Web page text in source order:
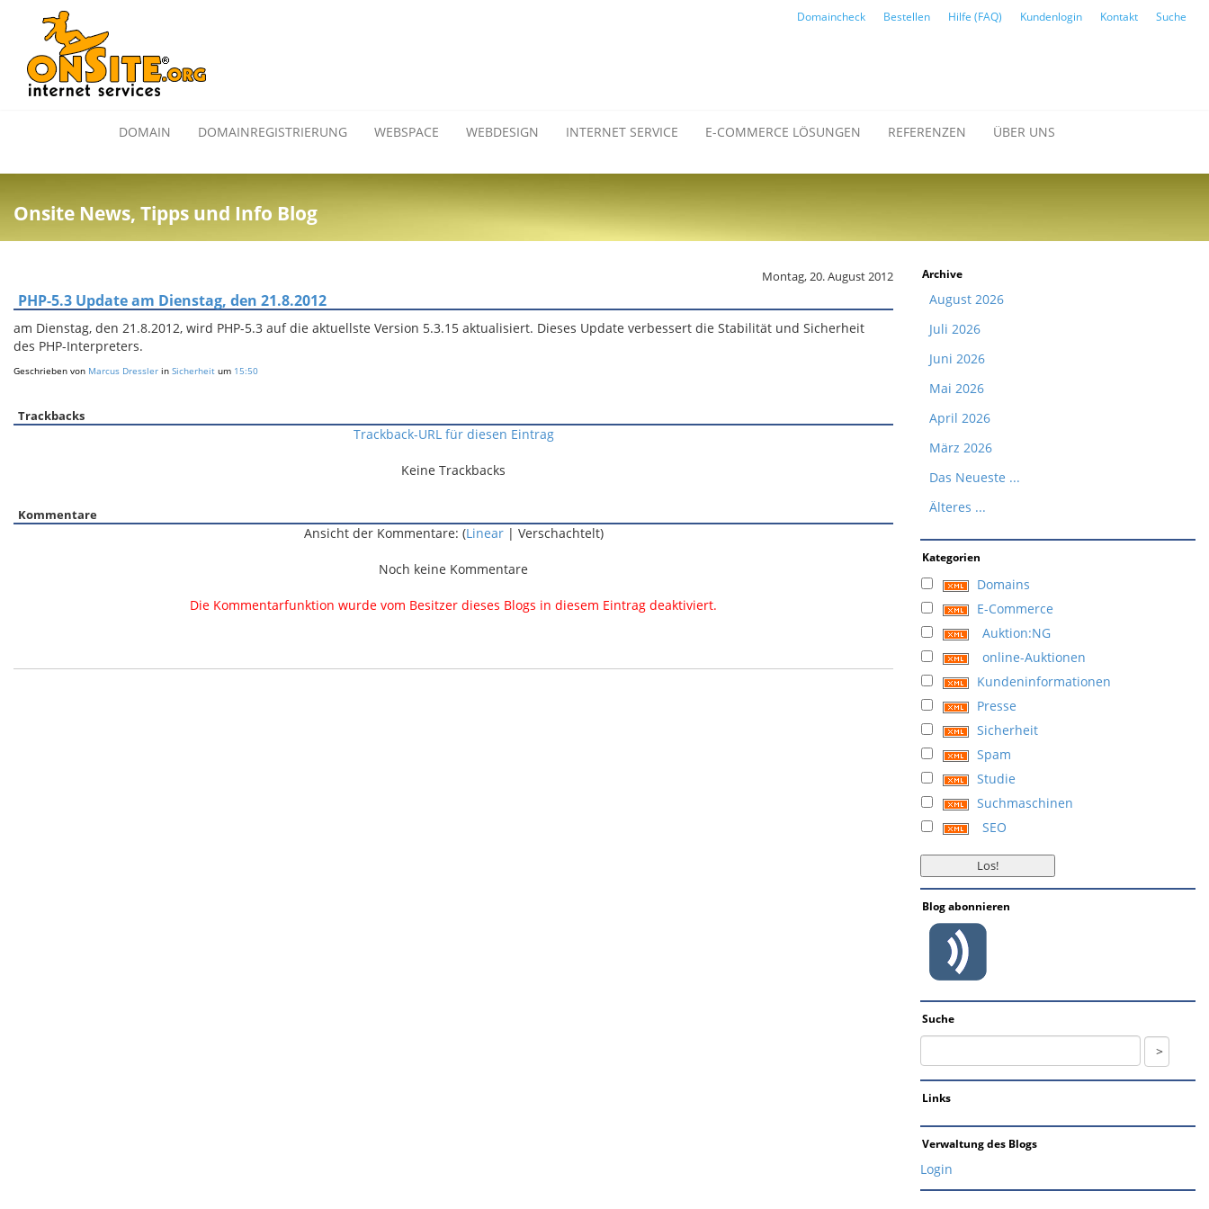
Domaincheck Bestellen Hilfe (FAQ) Kundenlogin Kontakt Suche
DOMAIN DOMAINREGISTRIERUNG WEBSPACE WEBDESIGN INTERNET SERVICE E-COMMERCE LÖSUNGEN REFERENZEN ÜBER UNS
Onsite News, Tipps und Info Blog
Montag, 20. August 2012
PHP-5.3 Update am Dienstag, den 21.8.2012
am Dienstag, den 21.8.2012, wird PHP-5.3 auf die aktuellste Version 5.3.15 aktualisiert. Dieses Update verbessert die Stabilität und Sicherheit
des PHP-Interpreters.
Geschrieben von Marcus Dressler in Sicherheit um 15:50
Trackbacks
Trackback-URL für diesen Eintrag
Keine Trackbacks
Kommentare
Ansicht der Kommentare: (Linear| Verschachtelt)
Noch keine Kommentare
Die Kommentarfunktion wurde vom Besitzer dieses Blogs in diesem Eintrag deaktiviert.
Archive
August 2026
Juli 2026
Juni 2026
Mai 2026
April 2026
März 2026
Das Neueste ...
Älteres ...
Kategorien
Domains
E-Commerce
Auktion:NG
online-Auktionen
Kundeninformationen
Presse
Sicherheit
Spam
Studie
Suchmaschinen
SEO
Blog abonnieren
Suche
Links
Verwaltung des Blogs
Login